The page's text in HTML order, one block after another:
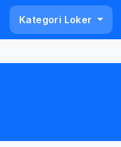
Kategori Loker